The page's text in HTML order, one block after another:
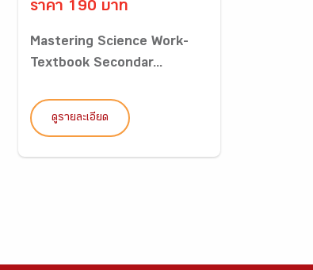
ราคา 190 บาท
Mastering Science Work-
Textbook Secondar...
ดูรายละเอียด